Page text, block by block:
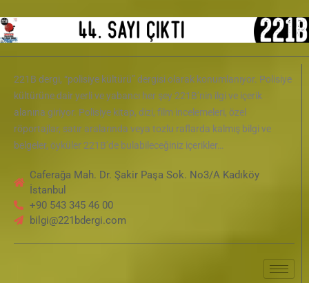
221B dergi, “polisiye kültürü” dergisi olarak konumlanıyor. Polisiye
kültürüne dair yerli ve yabancı her şey 221B’nin ilgi ve içerik
alanına giriyor. Polisiye kitap, dizi, film incelemeleri, özel
röportajlar, satır aralarında veya tozlu raflarda kalmış bilgi ve
belgeler, öyküler 221B’de bulabileceğiniz içerikler…
Caferağa Mah. Dr. Şakir Paşa Sok. No3/A Kadıköy
İstanbul
+90 543 345 46 00
bilgi@221bdergi.com